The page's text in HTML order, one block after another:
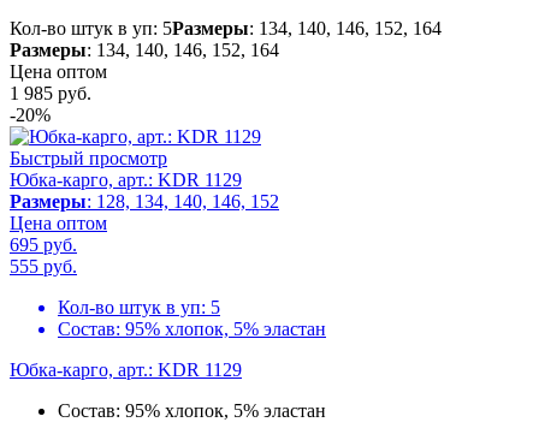
Кол-во штук в уп: 5Размеры: 134, 140, 146, 152, 164
Размеры: 134, 140, 146, 152, 164
Цена оптом
1 985 руб.
-20%
Быстрый просмотр
Юбка-карго, арт.: KDR 1129
Размеры: 128, 134, 140, 146, 152
Цена оптом
695 руб.
555 руб.
Кол-во штук в уп: 5
Состав: 95% хлопок, 5% эластан
Юбка-карго, арт.: KDR 1129
Состав: 95% хлопок, 5% эластан